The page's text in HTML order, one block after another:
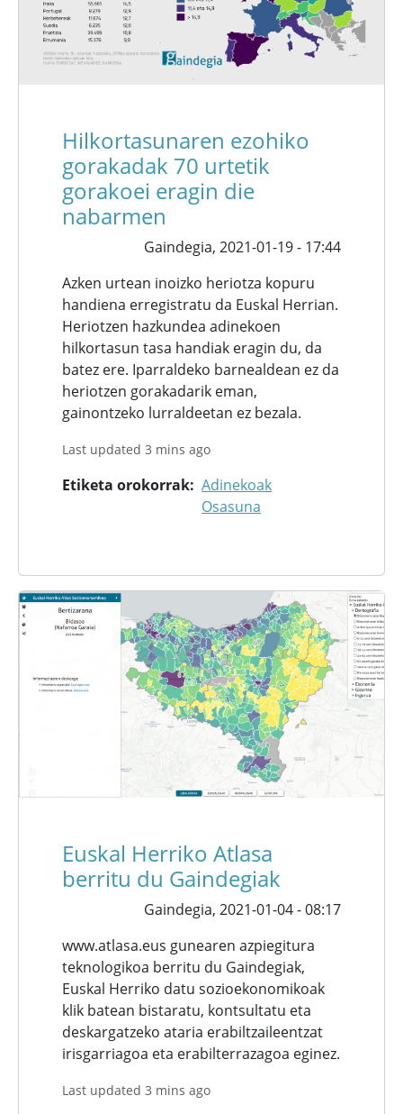
Hilkortasunaren ezohiko
gorakadak 70 urtetik
gorakoei eragin die
nabarmen
Gaindegia, 2021-01-19 - 17:44
Azken urtean inoizko heriotza kopuru
handiena erregistratu da Euskal Herrian.
Heriotzen hazkundea adinekoen
hilkortasun tasa handiak eragin du, da
batez ere. Iparraldeko barnealdean ez da
heriotzen gorakadarik eman,
gainontzeko lurraldeetan ez bezala.
Last updated 3 mins ago
Etiketa orokorrak Adinekoak
Osasuna
Euskal Herriko Atlasa
berritu du Gaindegiak
Gaindegia, 2021-01-04 - 08:17
www.atlasa.eus gunearen azpiegitura
teknologikoa berritu du Gaindegiak,
Euskal Herriko datu sozioekonomikoak
klik batean bistaratu, kontsultatu eta
deskargatzeko ataria erabiltzaileentzat
irisgarriagoa eta erabilterrazagoa eginez.
Last updated 3 mins ago